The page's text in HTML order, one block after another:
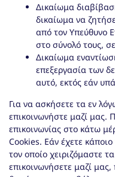
Δικαίωμα
δικαίωμα να
από τον Υπεύθυνο
στο σύνολό τους,
Δικαίωμα
επεξεργασία των
αυτό, εκτός εάν
Για να ασκήσετε τα εν
επικοινωνήστε μαζί μας.
επικοινωνίας στο κάτω
Cookies. Εάν έχετε
τον οποίο χειριζόμαστε
επικοινωνήσετε μαζί